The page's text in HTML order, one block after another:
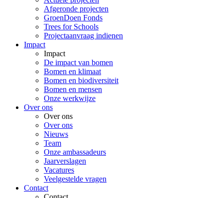
Afgeronde projecten
GroenDoen Fonds
Trees for Schools
Projectaanvraag indienen
Impact
Impact
De impact van bomen
Bomen en klimaat
Bomen en biodiversiteit
Bomen en mensen
Onze werkwijze
Over ons
Over ons
Over ons
Nieuws
Team
Onze ambassadeurs
Jaarverslagen
Vacatures
Veelgestelde vragen
Contact